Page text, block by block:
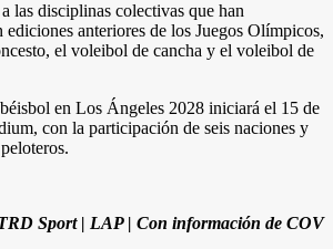
las disciplinas colectivas que han
ediciones anteriores de los Juegos Olímpicos,
el voleibol de cancha y el voleibol de
en Los Ángeles 2028 iniciará el 15 de
con la participación de seis naciones y
Sport | LAP | Con información de COV